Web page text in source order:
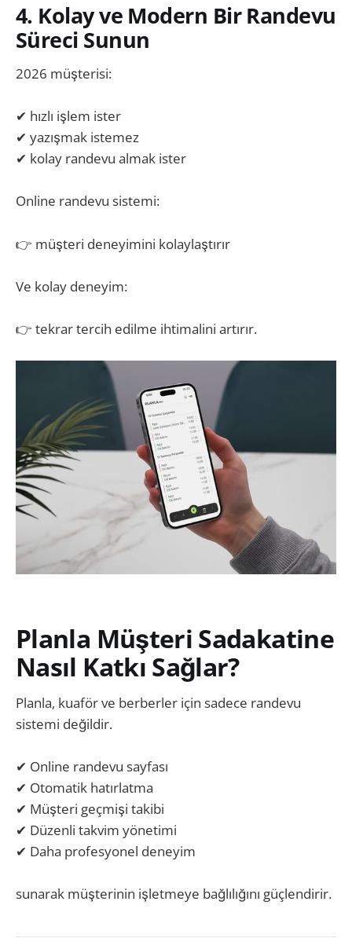
4. Kolay ve Modern Bir Randevu
Süreci Sunun
2026 müşterisi:
✔ hızlı işlem ister
✔ yazışmak istemez
✔ kolay randevu almak ister
Online randevu sistemi:
👉 müşteri deneyimini kolaylaştırır
Ve kolay deneyim:
👉 tekrar tercih edilme ihtimalini artırır.
Planla Müşteri Sadakatine
Nasıl Katkı Sağlar?
Planla, kuaför ve berberler için sadece randevu
sistemi değildir.
✔ Online randevu sayfası
✔ Otomatik hatırlatma
✔ Müşteri geçmişi takibi
✔ Düzenli takvim yönetimi
✔ Daha profesyonel deneyim
sunarak müşterinin işletmeye bağlılığını güçlendirir.